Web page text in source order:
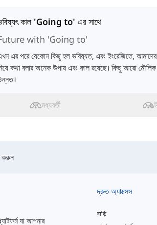
কাল 'Going to' এর সাথে
with 'Going to'
এর পরে যেকোন কিছু হল ভবিষ্যত, এবং ইংরেজিতে, আমাদের
কথা বলার অনেক উপায় এবং কাল রয়েছে। কিছু আরো
মধ্যবর্তী
যা আপনার
দ্রুত অ্যাক্সেস
বাড়ি